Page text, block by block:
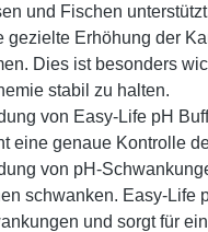
und Fischen
gezielte Erhöhung der
Dies ist besonders
stabil zu halten.
von Easy-Life pH
eine genaue Kontrolle
von pH-
schwanken. Easy-Life
und sorgt für